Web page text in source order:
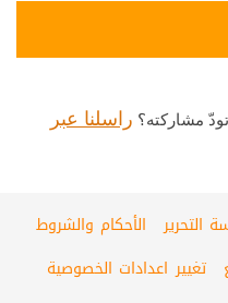
مشاركته؟ راسلنا عبر
التحرير
الأحكام والشروط
تغيير اعدادات الخصوصية